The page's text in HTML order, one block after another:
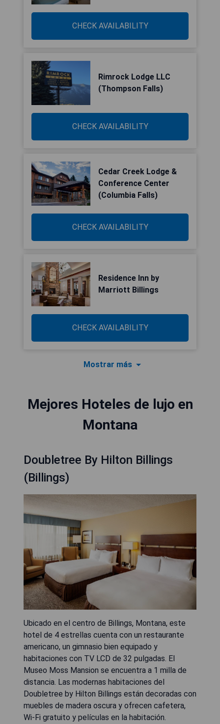
CHECK AVAILABILITY
Rimrock Lodge LLC
(Thompson Falls)
CHECK AVAILABILITY
Cedar Creek Lodge &
Conference Center
(Columbia Falls)
CHECK AVAILABILITY
Residence Inn by
Marriott Billings
CHECK AVAILABILITY
Mostrar más
Mejores Hoteles de lujo en
Montana
Doubletree By Hilton Billings
(Billings)
Ubicado en el centro de Billings, Montana, este
hotel de 4 estrellas cuenta con un restaurante
americano, un gimnasio bien equipado y
habitaciones con TV LCD de 32 pulgadas. El
Museo Moss Mansion se encuentra a 1 milla de
distancia. Las modernas habitaciones del
Doubletree by Hilton Billings están decoradas con
muebles de madera oscura y ofrecen cafetera,
Wi-Fi gratuito y películas en la habitación.